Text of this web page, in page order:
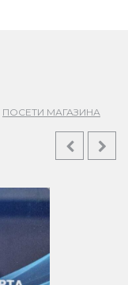
ПОСЕТИ МАГАЗИНА